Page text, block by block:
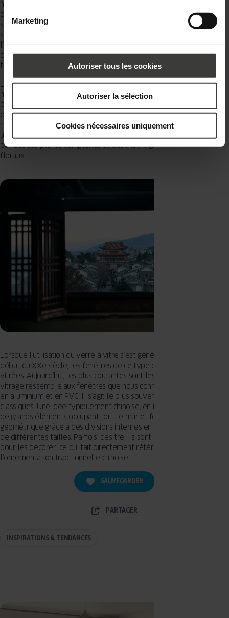
Marketing
Autoriser tous les cookies
Autoriser la sélection
Cookies nécessaires uniquement
hiver, pour une meilleure protection contre le froid, elles étaient en
outre doublées de papier ciré ou de soie fine (aujourd’hui, elles sont
souvent vitrifiées). Ces « fenêtres » étaient généralement situées
sur le mur le plus chaud, au sud du bâtiment, et également à
l’intérieur où elles n’avaient aucune fonction porteuse et étaient
déplacées d’un endroit à l’autre en fonction des besoins de la
famille.
Deux types de fenêtres apparaissent dans les bâtiments en
maçonnerie, selon l’époque de leur construction. Les bâtiments de
plus de 120 ans avec des murs en brique ou en pierre avaient des
ouvertures de fenêtres de différentes formes : non seulement
rectangulaires, mais aussi octogonales ou circulaires. Elles étaient
uniquement composées de treillis décoratifs en bois, caractérisés
par des sculptures complexes et des motifs géométriques et
floraux.
Lorsque l’utilisation du verre à vitre s’est généralisée en Chine au
début du XXe siècle, les fenêtres de ce type ont commencé à être
vitrées. Aujourd’hui, les plus courantes sont les fenêtres dont le
vitrage ressemble aux fenêtres que nous connaissons, c’est-à-dire
en aluminium et en PVC. Il s’agit le plus souvent de petits rectangles
classiques. Une idée typiquement chinoise, en revanche, est d’avoir
de grands éléments occupant tout le mur et formant un motif
géométrique grâce à des divisions internes en rectangles et carrés
de différentes tailles. Parfois, des treillis sont également utilisés
pour les décorer, ce qui fait directement référence à
l’ornementation traditionnelle chinoise.
SAUVEGARDER
PARTAGER
INSPIRATIONS & TENDANCES